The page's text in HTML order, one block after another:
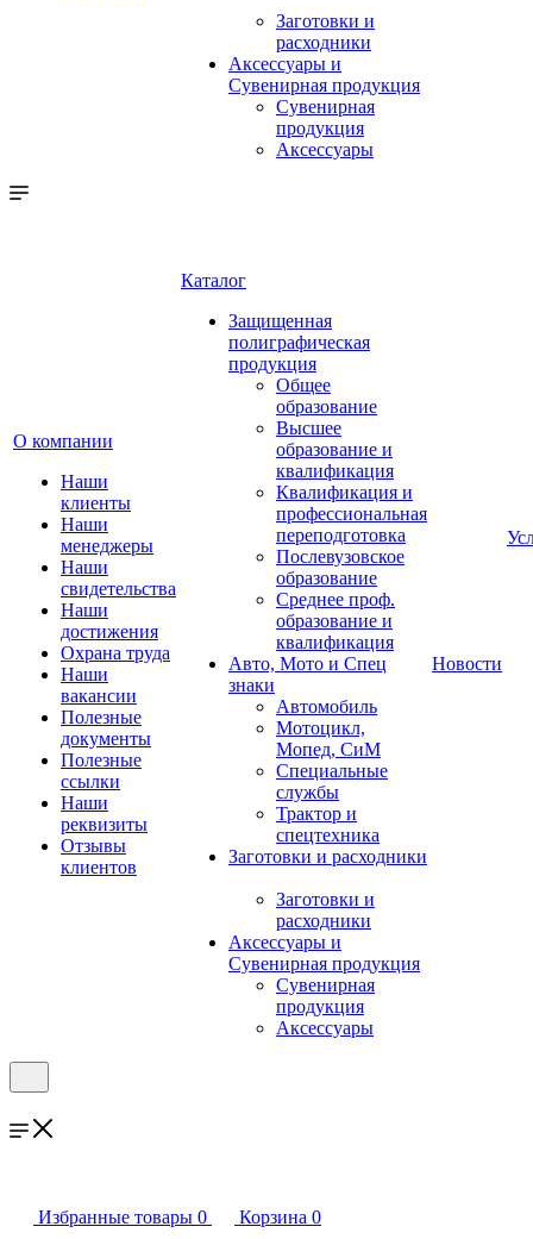
Заготовки и
расходники
Аксессуары и
Сувенирная продукция
Сувенирная
продукция
Аксессуары
О компании
Наши
клиенты
Наши
менеджеры
Наши
свидетельства
Наши
достижения
Охрана труда
Наши
вакансии
Полезные
документы
Полезные
ссылки
Наши
реквизиты
Отзывы
клиентов
Каталог
Защищенная
полиграфическая
продукция
Общее
образование
Высшее
образование и
квалификация
Квалификация и
профессиональная
переподготовка
Послевузовское
образование
Среднее проф.
образование и
квалификация
Авто, Мото и Спец
знаки
Автомобиль
Мотоцикл,
Мопед, СиМ
Специальные
службы
Трактор и
спецтехника
Заготовки и расходники
Заготовки и
расходники
Аксессуары и
Сувенирная продукция
Сувенирная
продукция
Аксессуары
Новости
Избранные товары 0 Корзина 0